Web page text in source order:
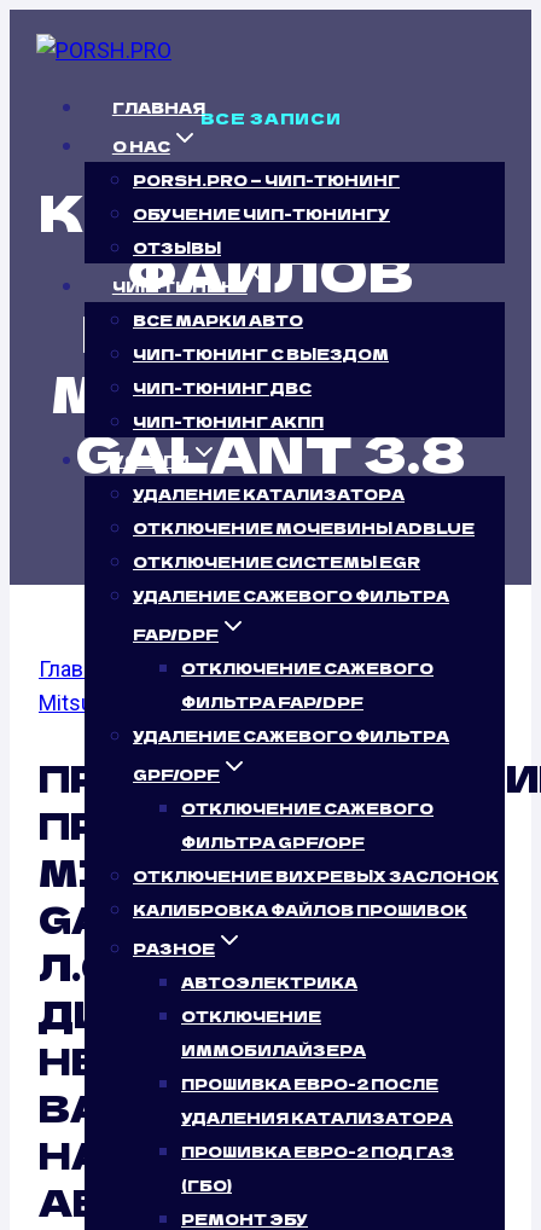
ГЛАВНАЯ
О НАС
PORSH.PRO — ЧИП-ТЮНИНГ
ОБУЧЕНИЕ ЧИП-ТЮНИНГУ
ОТЗЫВЫ
ЧИП-ТЮНИНГ
ВСЕ МАРКИ АВТО
ЧИП-ТЮНИНГ С ВЫЕЗДОМ
ЧИП-ТЮНИНГ ДВС
ЧИП-ТЮНИНГ АКПП
УСЛУГИ
УДАЛЕНИЕ КАТАЛИЗАТОРА
ОТКЛЮЧЕНИЕ МОЧЕВИНЫ ADBLUE
ОТКЛЮЧЕНИЕ СИСТЕМЫ EGR
УДАЛЕНИЕ САЖЕВОГО ФИЛЬТРА
FAP/DPF
ОТКЛЮЧЕНИЕ САЖЕВОГО
ФИЛЬТРА FAP/DPF
УДАЛЕНИЕ САЖЕВОГО ФИЛЬТРА
GPF/OPF
ОТКЛЮЧЕНИЕ САЖЕВОГО
ФИЛЬТРА GPF/OPF
ОТКЛЮЧЕНИЕ ВИХРЕВЫХ ЗАСЛОНОК
КАЛИБРОВКА ФАЙЛОВ ПРОШИВОК
РАЗНОЕ
АВТОЭЛЕКТРИКА
ОТКЛЮЧЕНИЕ
ИММОБИЛАЙЗЕРА
ПРОШИВКА ЕВРО-2 ПОСЛЕ
УДАЛЕНИЯ КАТАЛИЗАТОРА
ПРОШИВКА ЕВРО-2 ПОД ГАЗ
(ГБО)
РЕМОНТ ЭБУ
ВСЕ ЗАПИСИ
КАЛИБРОВКА
ФАЙЛОВ
ПРОШИВОК
MITSUBISHI
GALANT 3.8
(230 Л.С.)
Главная Калибровка файлов прошивок
Mitsubishi
Galant/ 3.8
ПРОШИВОК
MITSUBISHI
GALANT 3.8 (230
Л.С.)
ДИСТАНЦИОННО:
НЕСОМНЕННЫЙ
ВАРИАНТ ОТ
НАШЕГО
АВТОСЕРВИСА